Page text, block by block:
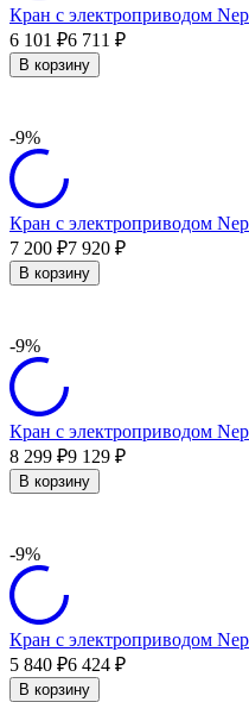
Кран с электроприводом
6 101
₽6 711 ₽
В корзину
-9%
Кран с электроприводом
7 200 ₽7 920 ₽
В корзину
-9%
Кран с электроприводом
8 299 ₽9 129 ₽
В корзину
-9%
Кран с электроприводом
5 840 ₽6 424 ₽
В корзину